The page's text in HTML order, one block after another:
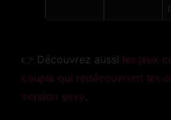
👉 Découvrez aussi les jeux
couple qui redécouvrent les
version sexy.